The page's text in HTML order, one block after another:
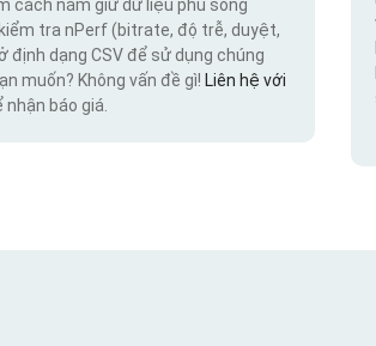
cách nắm giữ dữ liệu phủ sóng
tra nPerf (bitrate, độ trễ, duyệt,
định dạng CSV để sử dụng chúng
muốn? Không vấn đề gì! Liên hệ với
nhận báo giá.